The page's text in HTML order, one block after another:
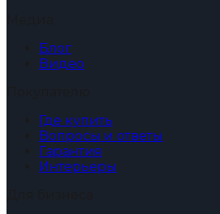
Блог
Видео
Где купить
Вопросы и ответы
Гарантия
Интерьеры